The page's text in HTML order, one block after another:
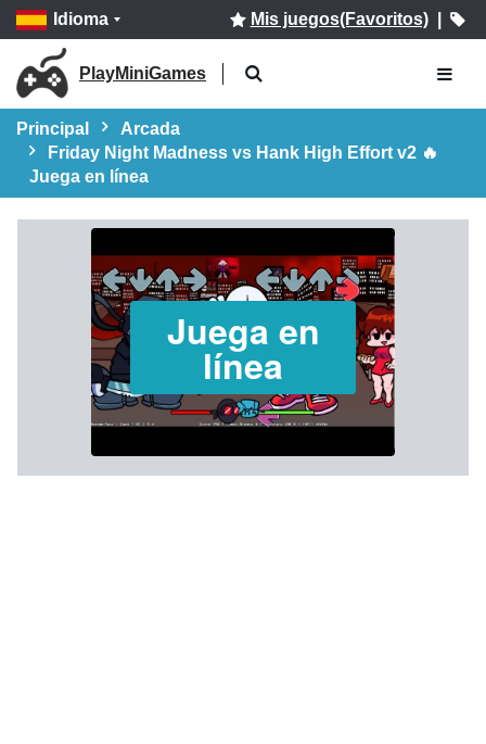
Idioma Mis juegos(Favoritos)|
PlayMiniGames
Principal
Arcada
Friday Night Madness vs Hank High Effort v2 🔥
Juega en línea
Juega en
línea